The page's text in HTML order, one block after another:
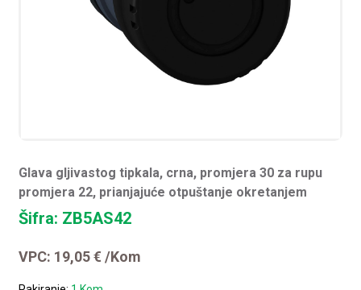
Glava gljivastog tipkala, crna, promjera 30 za rupu
promjera 22, prianjajuće otpuštanje okretanjem
Šifra: ZB5AS42
VPC: 19,05€ /Kom